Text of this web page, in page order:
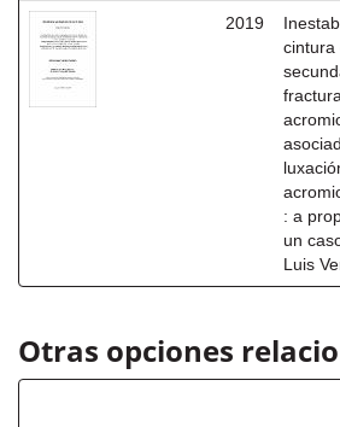
2019
cintura
: a
un
Luis
Otras opciones